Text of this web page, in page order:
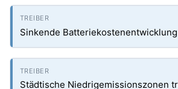
Sinkende Batteriekostenentwicklung
Städtische Niedrigemissionszonen